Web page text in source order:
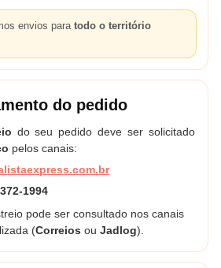
envios paratodo o território
do pedido
do seu pedido deve ser solicitado
pelos canais:
1994
pode ser consultado nos canais
(Correios ou Jadlog).